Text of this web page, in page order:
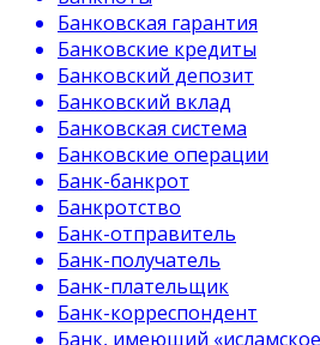
Банковская гарантия
Банковские кредиты
Банковский депозит
Банковский вклад
Банковская система
Банковские операции
Банк-банкрот
Банкротство
Банк-отправитель
Банк-получатель
Банк-плательщик
Банк-корреспондент
Банк, имеющий